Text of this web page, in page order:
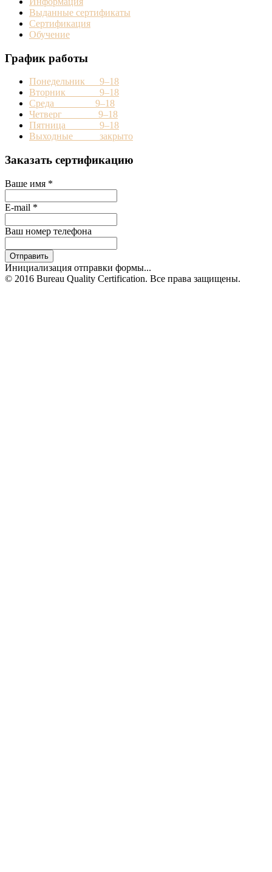
Выданные сертификаты
Сертификация
Обучение
График работы
Понедельник 9–18
Вторник 9–18
Среда 9–18
Четверг 9–18
Пятница 9–18
Выходные закрыто
Заказать сертификацию
Ваше имя *
E-mail *
Ваш номер телефона
Отправить
Инициализация отправки формы...
© 2016 Bureau Quality Certification. Все права защищены.